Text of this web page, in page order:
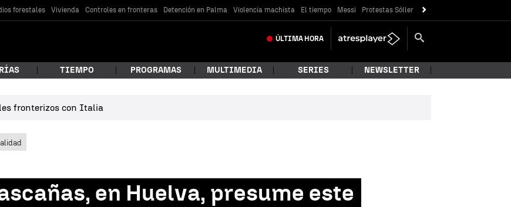
forestales Vivienda Controles en fronteras Detención en Palma Violencia machista El tiempo Messi Protestas Sóller
ÚLTIMA HORA
buscando?
TIEMPO PROGRAMAS MULTIMEDIA SERIES NEWSLETTER
fronterizos con Italia
en Huelva, presume este